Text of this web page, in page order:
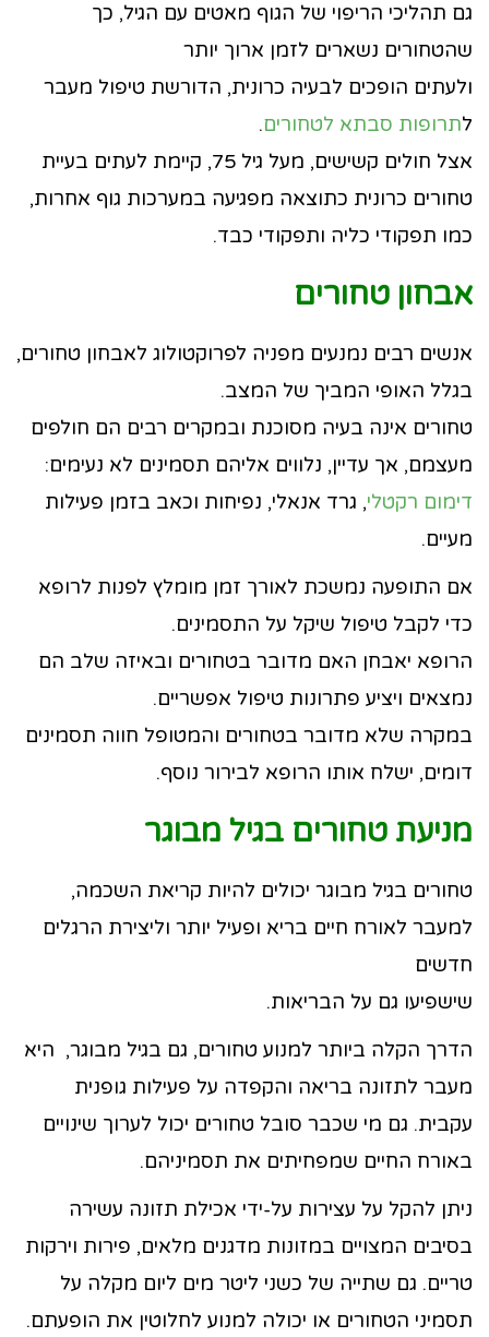
גם תהליכי הריפוי של הגוף מאטים עם הגיל, כך
שהטחורים נשארים לזמן ארוך יותר
ולעתים הופכים לבעיה כרונית, הדורשת טיפול מעבר
לתרופות סבתא לטחורים.
אצל חולים קשישים, מעל גיל 75, קיימת לעתים בעיית
טחורים כרונית כתוצאה מפגיעה במערכות גוף אחרות,
כמו תפקודי כליה ותפקודי כבד.
אבחון טחורים
אנשים רבים נמנעים מפניה לפרוקטולוג לאבחון טחורים,
בגלל האופי המביך של המצב.
טחורים אינה בעיה מסוכנת ובמקרים רבים הם חולפים
מעצמם, אך עדיין, נלווים אליהם תסמינים לא נעימים:
דימום רקטלי, גרד אנאלי, נפיחות וכאב בזמן פעילות
מעיים.
אם התופעה נמשכת לאורך זמן מומלץ לפנות לרופא
כדי לקבל טיפול שיקל על התסמינים.
הרופא יאבחן האם מדובר בטחורים ובאיזה שלב הם
נמצאים ויציע פתרונות טיפול אפשריים.
במקרה שלא מדובר בטחורים והמטופל חווה תסמינים
דומים, ישלח אותו הרופא לבירור נוסף.
מניעת טחורים בגיל מבוגר
טחורים בגיל מבוגר יכולים להיות קריאת השכמה,
למעבר לאורח חיים בריא ופעיל יותר וליצירת הרגלים
חדשים
שישפיעו גם על הבריאות.
הדרך הקלה ביותר למנוע טחורים, גם בגיל מבוגר, היא
מעבר לתזונה בריאה והקפדה על פעילות גופנית
עקבית. גם מי שכבר סובל טחורים יכול לערוך שינויים
באורח החיים שמפחיתים את תסמיניהם.
ניתן להקל על עצירות על-ידי אכילת תזונה עשירה
בסיבים המצויים במזונות מדגנים מלאים, פירות וירקות
טריים. גם שתייה של כשני ליטר מים ליום מקלה על
תסמיני הטחורים או יכולה למנוע לחלוטין את הופעתם.